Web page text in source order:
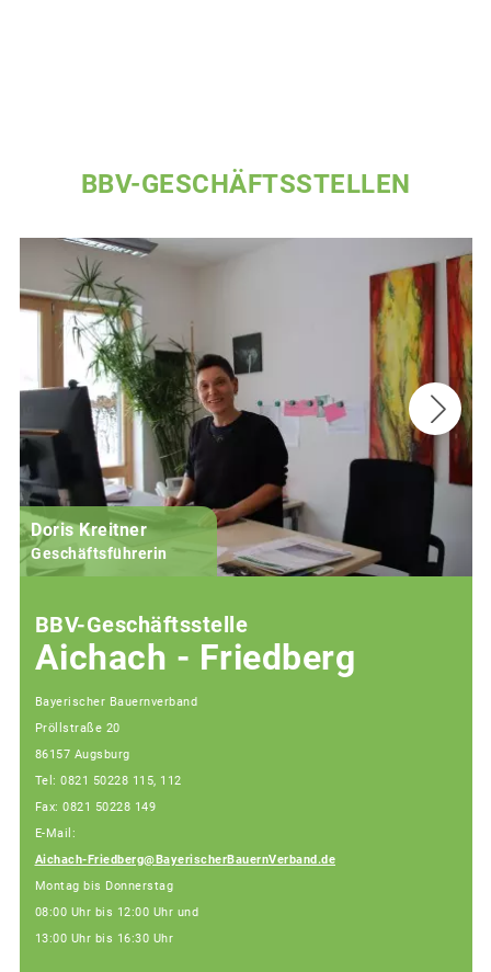
BBV-GESCHÄFTSSTELLEN
Doris Kreitner
Geschäftsführerin
BBV-Geschäftsstelle
Aichach - Friedberg
Bayerischer Bauernverband
Pröllstraße 20
86157 Augsburg
Tel: 0821 50228 115, 112
Fax: 0821 50228 149
E-Mail:
Aichach-Friedberg@BayerischerBauernVerband.de
Montag bis Donnerstag
08:00 Uhr bis 12:00 Uhr und
13:00 Uhr bis 16:30 Uhr